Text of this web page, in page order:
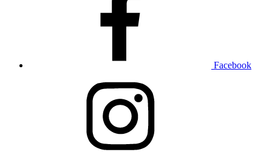
Facebook